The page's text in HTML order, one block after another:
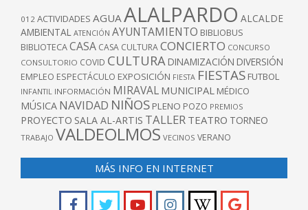
012 ACTIVIDADES AGUAALALPARDO ALCALDE
AMBIENTAL ATENCIÓN AYUNTAMIENTO BIBLIOBUS
BIBLIOTECACASA CASA CULTURACONCIERTO CONCURSO
CONSULTORIO COVID CULTURA DINAMIZACIÓN DIVERSIÓN
EMPLEO ESPECTÁCULO EXPOSICIÓN FIESTA FIESTAS FUTBOL
INFANTIL INFORMACIÓN MIRAVAL MUNICIPAL MÉDICO
MÚSICA NAVIDAD NIÑOS PLENO POZO PREMIOS
PROYECTO SALA AL-ARTIS TALLER TEATRO TORNEO
TRABAJO VALDEOLMOS VECINOS VERANO
MÁS INFO EN INTERNET